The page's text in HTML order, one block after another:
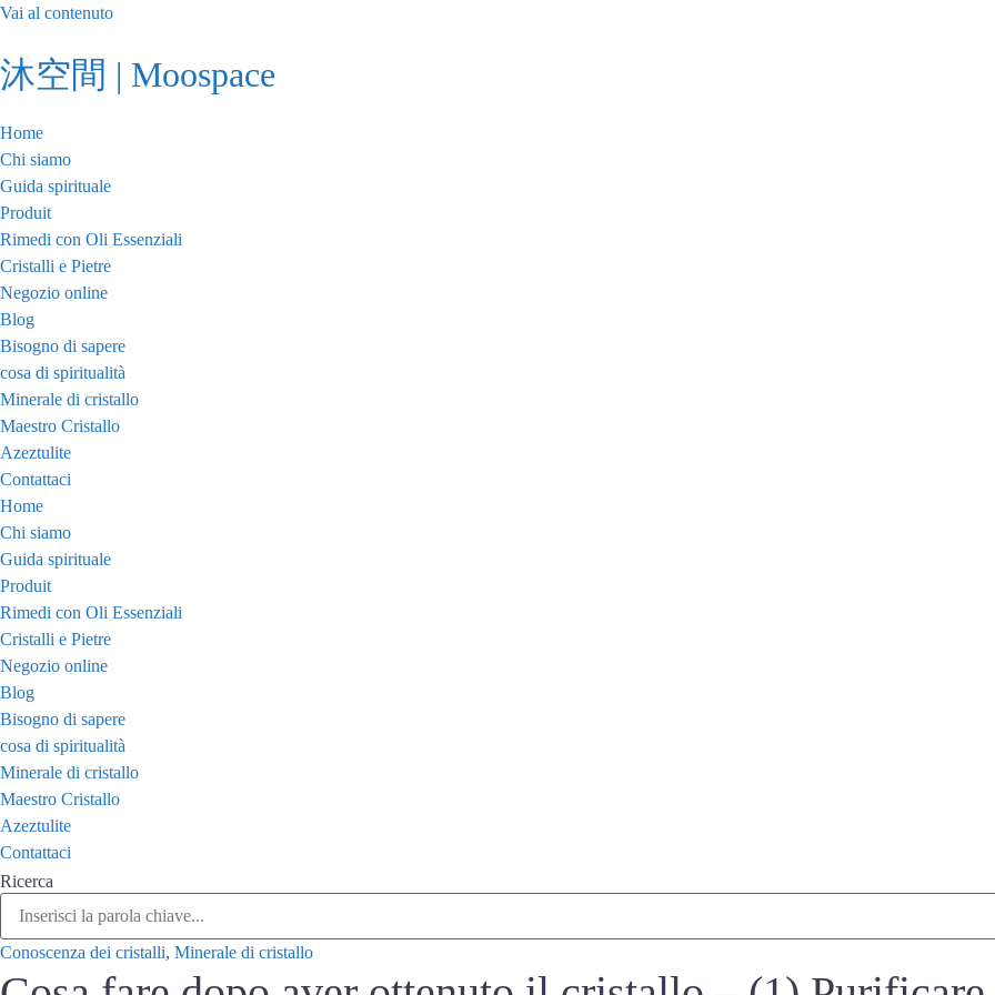
Vai al contenuto
沐空間 | Moospace
Home
Chi siamo
Guida spirituale
Produit
Rimedi con Oli Essenziali
Cristalli e Pietre
Negozio online
Blog
Bisogno di sapere
cosa di spiritualità
Minerale di cristallo
Maestro Cristallo
Azeztulite
Contattaci
Home
Chi siamo
Guida spirituale
Produit
Rimedi con Oli Essenziali
Cristalli e Pietre
Negozio online
Blog
Bisogno di sapere
cosa di spiritualità
Minerale di cristallo
Maestro Cristallo
Azeztulite
Contattaci
Ricerca
Conoscenza dei cristalli, Minerale di cristallo